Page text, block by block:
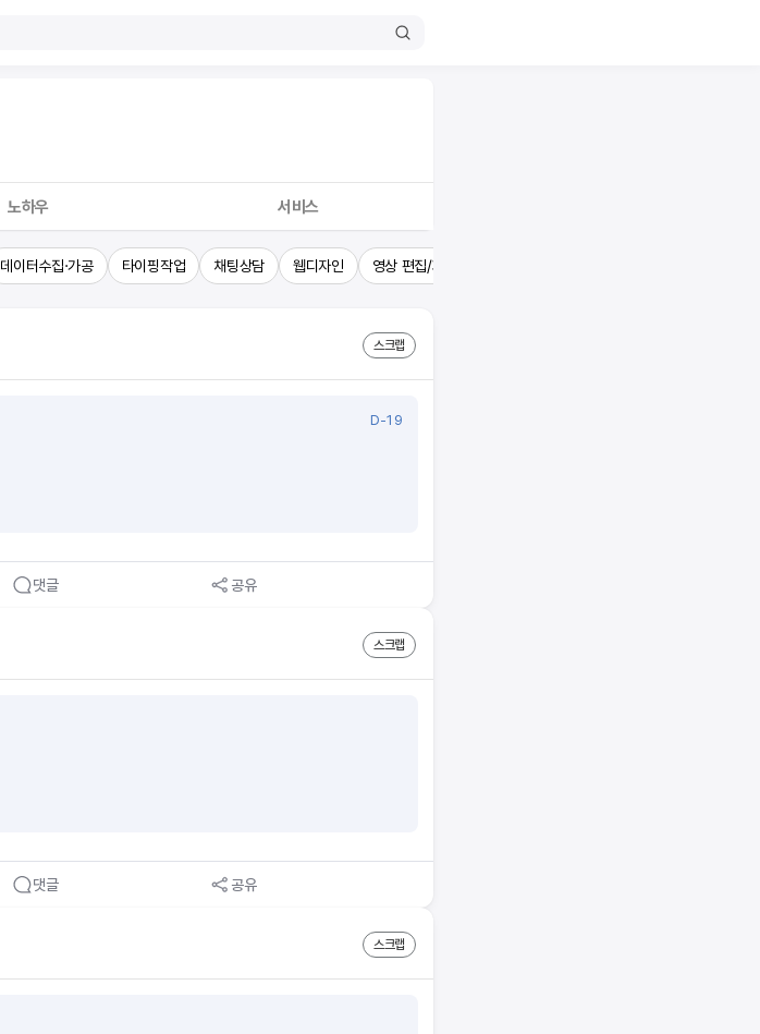
노하우 서비스
데이터수집·가공 타이핑작업 채팅상담 웹디자인 영상 편집/제작
스크랩
D-19
댓글 공유
스크랩
댓글 공유
스크랩